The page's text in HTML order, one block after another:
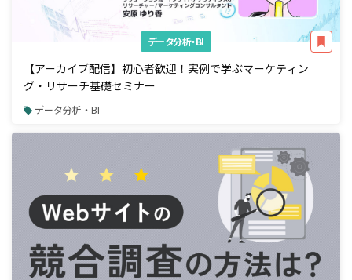
データ分析・BI
【アーカイブ配信】初心者歓迎！実例で学ぶマーケティン
グ・リサーチ基礎セミナー
データ分析・BI